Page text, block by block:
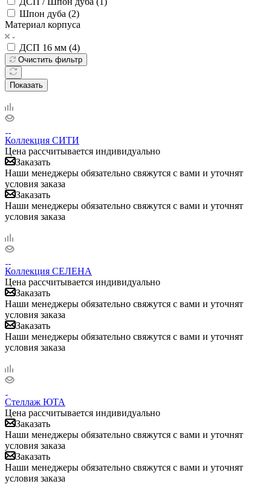
Шпон дуба (2)
Материал корпуса
ДСП 16 мм (4)
Очистить фильтр
Показать
Коллекция СИТИ
Цена рассчитывается индивидуально
Заказать
Наши менеджеры обязательно свяжутся с вами и уточнят
условия заказа
Заказать
Наши менеджеры обязательно свяжутся с вами и уточнят
условия заказа
Коллекция СЕЛЕНА
Цена рассчитывается индивидуально
Заказать
Наши менеджеры обязательно свяжутся с вами и уточнят
условия заказа
Заказать
Наши менеджеры обязательно свяжутся с вами и уточнят
условия заказа
Стеллаж ЮТА
Цена рассчитывается индивидуально
Заказать
Наши менеджеры обязательно свяжутся с вами и уточнят
условия заказа
Заказать
Наши менеджеры обязательно свяжутся с вами и уточнят
условия заказа